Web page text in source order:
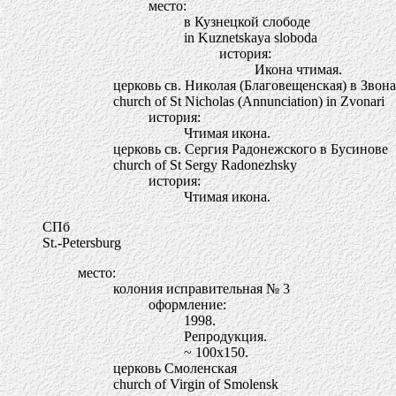
место:
в Кузнецкой слободе
in Kuznetskaya sloboda
история:
Икона чтимая.
церковь св. Николая (Благовещенская) в
church of St Nicholas (Annunciation) in Zvonari
история:
Чтимая икона.
церковь св. Сергия Радонежского в Бусинове
church of St Sergy Radonezhsky
история:
Чтимая икона.
СПб
St.-Petersburg
место:
колония исправительная № 3
оформление:
1998.
Репродукция.
~ 100х150.
церковь Смоленская
church of Virgin of Smolensk